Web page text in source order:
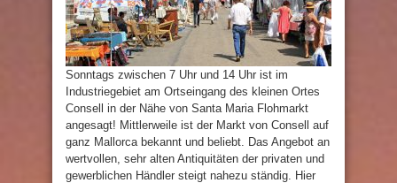
Sonntags zwischen 7 Uhr und 14 Uhr ist im
Industriegebiet am Ortseingang des kleinen Ortes
Consell in der Nähe von Santa Maria Flohmarkt
angesagt! Mittlerweile ist der Markt von Consell auf
ganz Mallorca bekannt und beliebt. Das Angebot an
wertvollen, sehr alten Antiquitäten der privaten und
gewerblichen Händler steigt nahezu ständig. Hier